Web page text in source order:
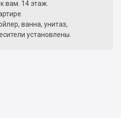
вам. 14 этаж.
ванна, унитаз,
установлены.